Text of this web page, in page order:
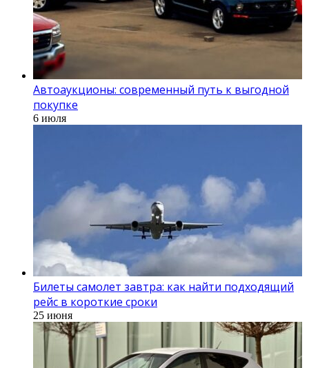
Автоаукционы: современный путь к выгодной
покупке
6 июля
Билеты самолет завтра: как найти подходящий
рейс в короткие сроки
25 июня